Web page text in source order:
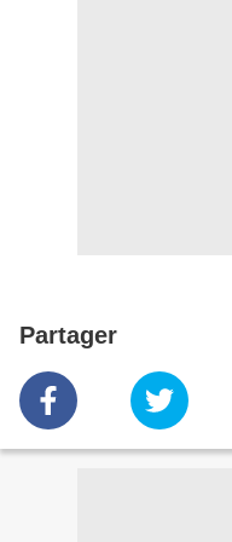
Partager